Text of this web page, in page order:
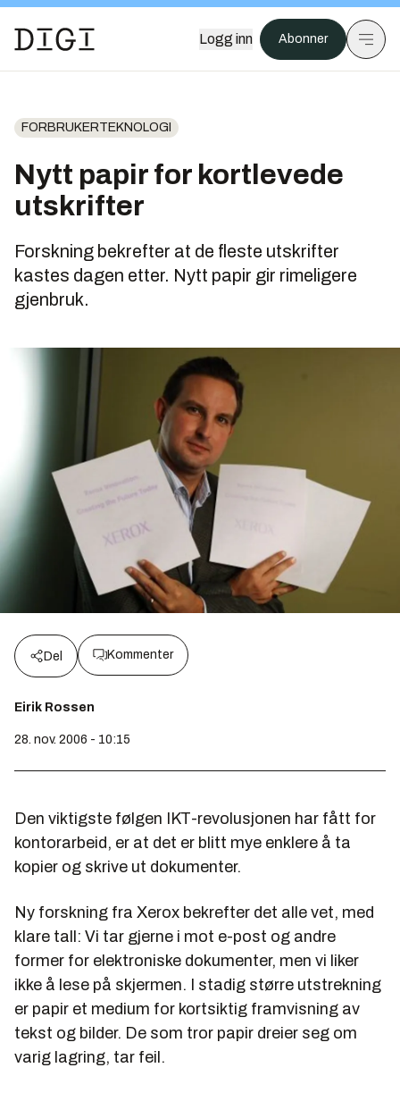
Logg inn Abonner
FORBRUKERTEKNOLOGI
Nytt papir for kortlevede
utskrifter
Forskning bekrefter at de fleste utskrifter
kastes dagen etter. Nytt papir gir rimeligere
gjenbruk.
Del Kommenter
Eirik Rossen
28. nov. 2006 - 10:15
Den viktigste følgen IKT-revolusjonen har fått for
kontorarbeid, er at det er blitt mye enklere å ta
kopier og skrive ut dokumenter.
Ny forskning fra Xerox bekrefter det alle vet, med
klare tall: Vi tar gjerne i mot e-post og andre
former for elektroniske dokumenter, men vi liker
ikke å lese på skjermen. I stadig større utstrekning
er papir et medium for kortsiktig framvisning av
tekst og bilder. De som tror papir dreier seg om
varig lagring, tar feil.